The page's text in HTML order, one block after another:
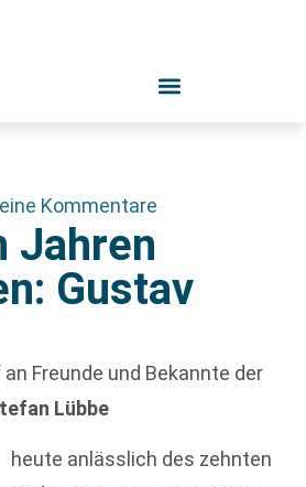
Kommentare
Jahren
Gustav
Freunde und Bekannte der
Lübbe
heute anlässlich des zehnten